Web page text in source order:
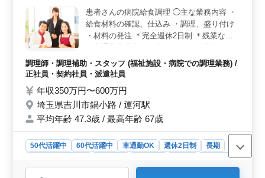
のバランスを保ちやすい環境が整っています。残業も少
なめなので、メリハリのある働き方が実現できま
す。 ＜ベテラン活躍中＞ 50代、60代も活躍中で
す。法曹経験が豊富な方には特に適した職場です。個人
受任も可能です。
患者さんの病院給食調理 ◯主な業務内容 ・
給食材料の確認、仕込み ・調理、盛り付け
・材料の発注 ＊完全週休2日制 ＊残業なし
これまでの調理経験を活かして即戦力となれ
ます。 ぜひ一度お気軽にご応募ください！
調理師・調理補助・スタッフ (福祉施設・病院での調理業務) /
正社員・契約社員・派遣社員
年収350万円〜600万円
埼玉県吉川市鍋小路 / 運河駅
平均年齢 47.3歳 / 最高年齢 67歳
50代活躍中 60代活躍中 車通勤OK 週休2日制
長期
契約社員
調理師・調理補助・スタッフ